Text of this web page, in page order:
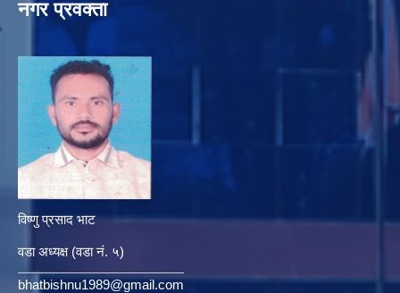
नगर प्रवक्ता
विष्णु प्रसाद भाट
वडा अध्यक्ष (वडा नं. ५)
bhatbishnu1989@gmail.com